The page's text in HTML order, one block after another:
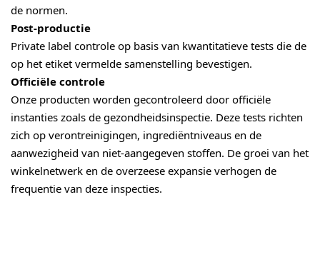
de normen.
Post-productie
Private label controle op basis van kwantitatieve tests die de
op het etiket vermelde samenstelling bevestigen.
Officiële controle
Onze producten worden gecontroleerd door officiële
instanties zoals de gezondheidsinspectie. Deze tests richten
zich op verontreinigingen, ingrediëntniveaus en de
aanwezigheid van niet-aangegeven stoffen. De groei van het
winkelnetwerk en de overzeese expansie verhogen de
frequentie van deze inspecties.